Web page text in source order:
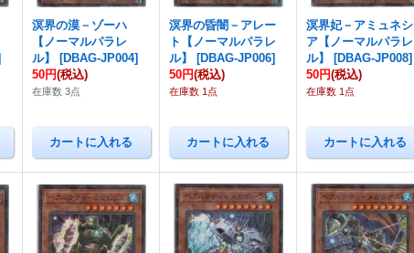
溟界の漠－ゾーハ
【ノーマルパラレ
ル】
[DBAG-JP004]
50円(税込)
在庫数 3点
溟界の昏闇－アレー
ト【ノーマルパラレ
ル】
[DBAG-JP006]
50円(税込)
在庫数 1点
溟界妃－アミュネシ
ア【ノーマルパラレ
ル】
[DBAG-JP008]
50円(税込)
在庫数 1点